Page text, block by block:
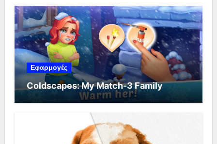
Εφαρμογές
Coldscapes: My Match-3 Family